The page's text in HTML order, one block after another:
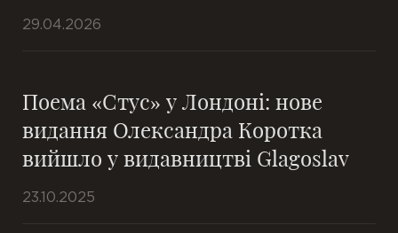
29.04.2026
Поема «Стус» у Лондоні: нове
видання Олександра Коротка
вийшло у видавництві Glagoslav
23.10.2025